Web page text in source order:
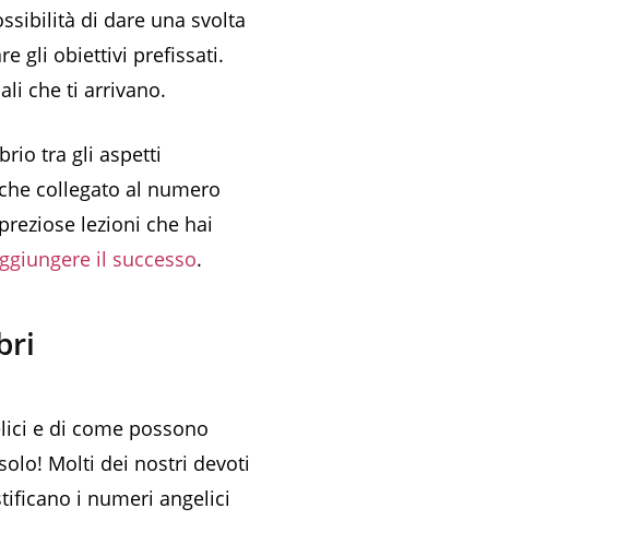
di dare una svolta
gli obiettivi prefissati.
che ti arrivano.
tra gli aspetti
collegato al numero
lezioni che hai
il successo.
e di come possono
Molti dei nostri devoti
i numeri angelici